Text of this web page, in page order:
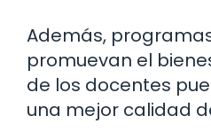
Además,
promuevan el
de los docentes
una mejor calidad